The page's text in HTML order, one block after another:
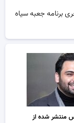
برنامه جعبه سیاه
منتشر شده از